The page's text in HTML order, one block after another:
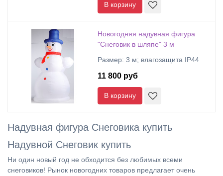
В корзину
Новогодняя надувная фигура
"Снеговик в шляпе" 3 м
Размер: 3 м; влагозащита IP44
11 800 руб
В корзину
Надувная фигура Снеговика купить
Надувной Снеговик купить
Ни один новый год не обходится без любимых всеми
снеговиков! Рынок новогодних товаров предлагает очень